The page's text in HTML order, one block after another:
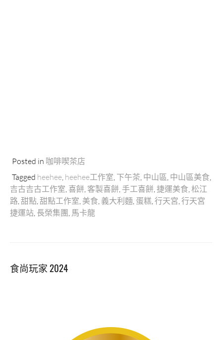
Posted in 咖啡喫茶店
Tagged heehee heehee工作室 下午茶 中山區 中山區美食
吉古吉古工作室 喜餅 客製喜餅 手工喜餅 捷運美食 松江
路 甜點 甜點工作室 美食 義大利麵 蛋糕 行天宮 行天宮
捷運站 長榮集團 馬卡龍
食尚玩家 2024